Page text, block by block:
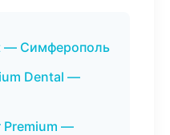
— Симферополь
Dental —
Premium —